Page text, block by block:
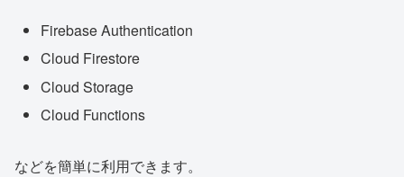
Firebase Authentication
Cloud Firestore
Cloud Storage
Cloud Functions
などを簡単に利用できます。